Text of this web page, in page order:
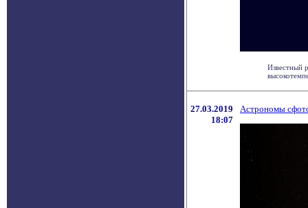
Известный
27.03.2019
18:07
Астрономы